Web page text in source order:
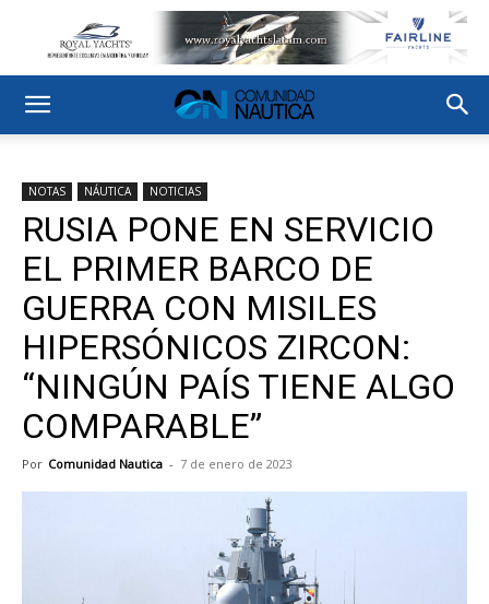
NOTAS NÁUTICA NOTICIAS
RUSIA PONE EN SERVICIO
EL PRIMER BARCO DE
GUERRA CON MISILES
HIPERSÓNICOS ZIRCON:
“NINGÚN PAÍS TIENE ALGO
COMPARABLE”
Por Comunidad Nautica - 7 de enero de 2023